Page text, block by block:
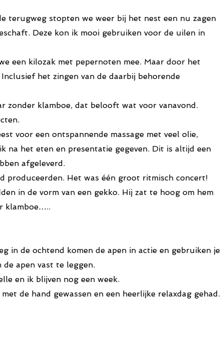
terugweg stopten we weer bij het nest een nu zagen
Deze kon ik mooi gebruiken voor de uilen in
een kilozak met pepernoten mee. Maar door het
het zingen van de daarbij behorende
zonder klamboe, dat belooft wat voor vanavond.
voor een ontspannende massage met veel olie,
na het eten en presentatie gegeven. Dit is altijd een
afgeleverd.
produceerden. Het was één groot ritmisch concert!
in de vorm van een gekko. Hij zat te hoog om hem
klamboe…..
in de ochtend komen de apen in actie en gebruiken je
apen vast te leggen.
en ik blijven nog een week.
de hand gewassen en een heerlijke relaxdag gehad.